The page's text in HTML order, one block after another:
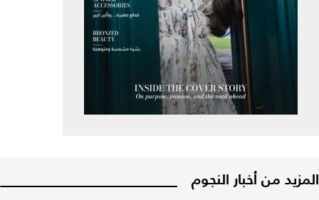
المزيد من أخبار النجوم